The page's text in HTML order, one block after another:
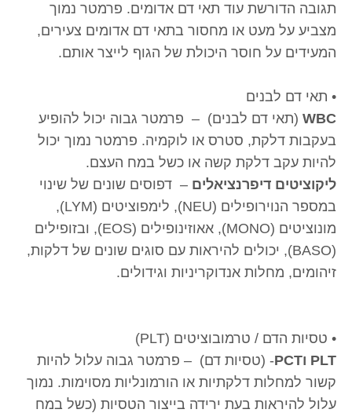
תגובה הדורשת עוד תאי דם אדומים. פרמטר נמוך
מצביע על מעט או מחסור בתאי דם אדומים צעירים,
המעידים על חוסר היכולת של הגוף לייצר אותם.
• תאי דם לבנים
WBC (תאי דם לבנים) – פרמטר גבוה יכול להופיע
בעקבות דלקת, סטרס או לוקמיה. פרמטר נמוך יכול
להיות עקב דלקת קשה או כשל במח העצם.
ליקוציטים דיפרנציאלים – דפוסים שונים של שינוי
במספר הנוירופילים (NEU), לימפוציטים (LYM),
מונוציטים (MONO), אאוזינופילים (EOS), ובזופילים
(BASO), יכולים להיראות עם סוגים שונים של דלקות,
זיהומים, מחלות אנדוקריניות וגידולים.
• טסיות הדם / טרמובוציטים (PLT)
PLT וPCT
- (טסיות דם) – פרמטר גבוה עלול להיות
קשור למחלות דלקתיות או הורמונליות מסוימות. נמוך
עלול להיראות בעת ירידה בייצור הטסיות (כשל במח